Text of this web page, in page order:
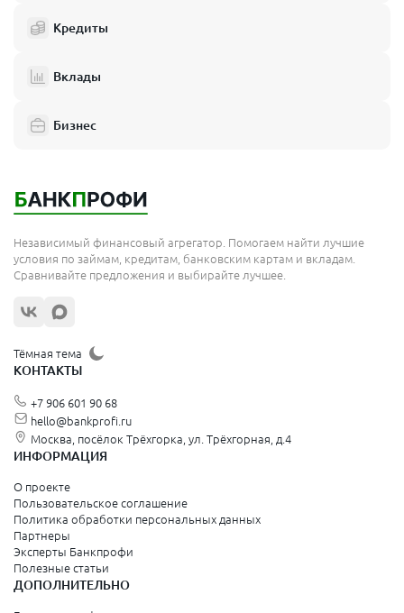
Кредиты
Вклады
Бизнес
Независимый финансовый агрегатор. Помогаем найти лучшие
условия по займам, кредитам, банковским картам и вкладам.
Сравнивайте предложения и выбирайте лучшее.
Тёмная тема
КОНТАКТЫ
+7 906 601 90 68
hello@bankprofi.ru
Москва, посёлок Трёхгорка, ул. Трёхгорная, д.4
ИНФОРМАЦИЯ
О проекте
Пользовательское соглашение
Политика обработки персональных данных
Партнеры
Эксперты Банкпрофи
Полезные статьи
ДОПОЛНИТЕЛЬНО